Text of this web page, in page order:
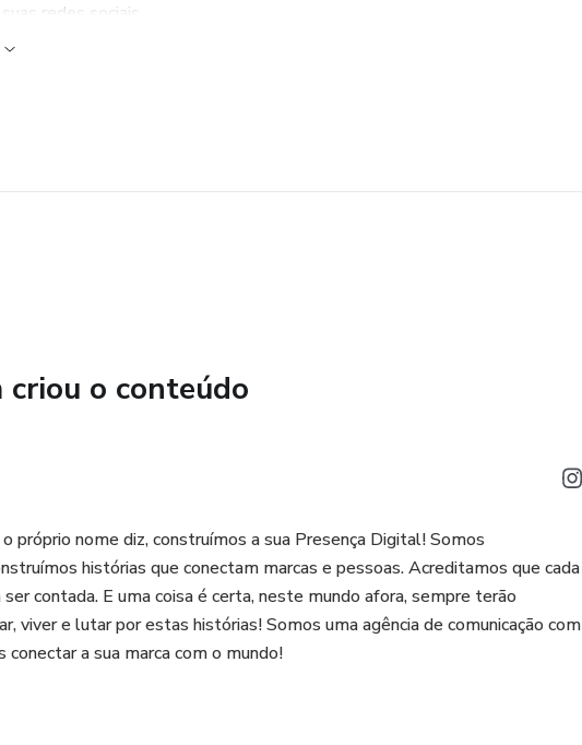
redes sociais.
criou o conteúdo
próprio nome diz, construímos a sua Presença Digital! Somos
histórias que conectam marcas e pessoas. Acreditamos que cada
contada. E uma coisa é certa, neste mundo afora, sempre terão
viver e lutar por estas histórias! Somos uma agência de comunicação com
a sua marca com o mundo!